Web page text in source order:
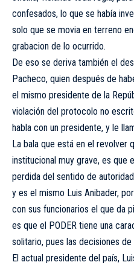
confesados, lo que se había
solo que se movia en terreno
grabacion de lo ocurrido.
De eso se deriva también el
Pacheco, quien después de
el mismo presidente de la
violación del protocolo no
habla con un presidente, y le
La bala que está en el revolver
institucional muy grave, es que
perdida del sentido de
y es el mismo Luis Anibader,
con sus funcionarios el que da
es que el PODER tiene una
solitario, pues las decisiones
El actual presidente del país,